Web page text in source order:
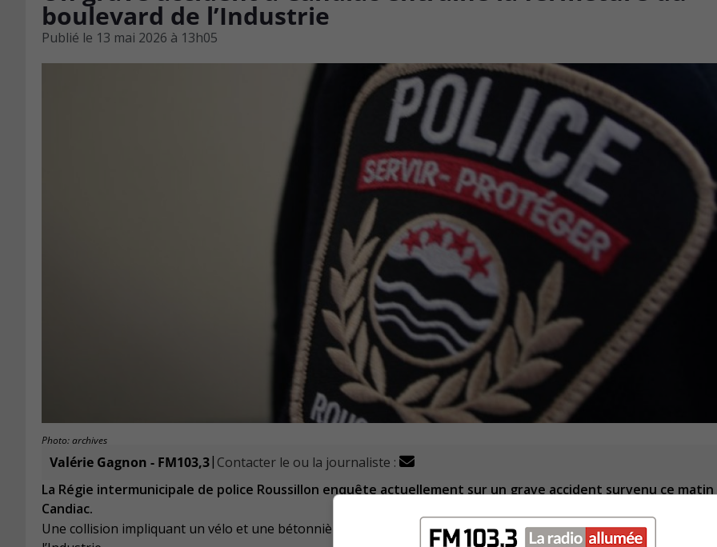
boulevard de l’Industrie
Publié le 13 mai 2026 à 13h05
Photo: archives
Valérie Gagnon - FM103,3| Contacter le ou la journaliste :
La Régie intermunicipale de police Roussillon enquête actuellement sur un grave accident survenu ce matin
Candiac.
Une collision impliquant un vélo et une bétonnière s’est produite vers 8 h 30 à la hauteur du 168, boulevard de